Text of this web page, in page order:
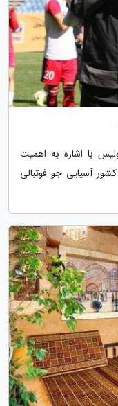
با اشاره به اهمیت
آسیایی جو فوتبالی